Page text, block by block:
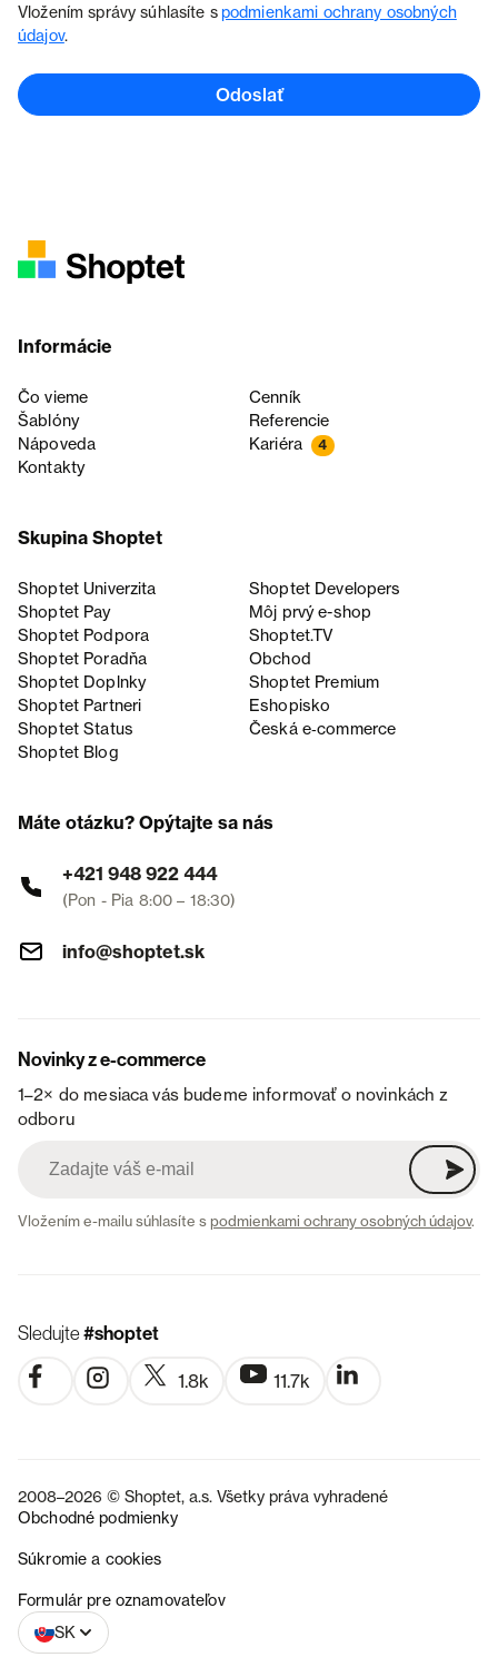
Vložením správy súhlasíte spodmienkami ochrany osobných
údajov.
Odoslať
Informácie
Čo vieme
Cenník
Šablóny
Referencie
Nápoveda
Kariéra 4
Kontakty
Skupina Shoptet
Shoptet Univerzita
Shoptet Developers
Shoptet Pay
Môj prvý e-shop
Shoptet Podpora
Shoptet.TV
Shoptet Poradňa
Obchod
Shoptet Doplnky
Shoptet Premium
Shoptet Partneri
Eshopisko
Shoptet Status
Česká e‑commerce
Shoptet Blog
Máte otázku? Opýtajte sa nás
+421 948 922 444
(Pon - Pia 8:00 – 18:30)
info@shoptet.sk
Novinky z e-commerce
1–2× do mesiaca vás budeme informovať o novinkách z
odboru
Vložením e-mailu súhlasíte spodmienkami ochrany osobných údajov.
Sledujte#shoptet
1.8k 11.7k
2008–2026 © Shoptet, a.s. Všetky práva vyhradené
Obchodné podmienky
Súkromie a cookies
Formulár pre oznamovateľov
SK